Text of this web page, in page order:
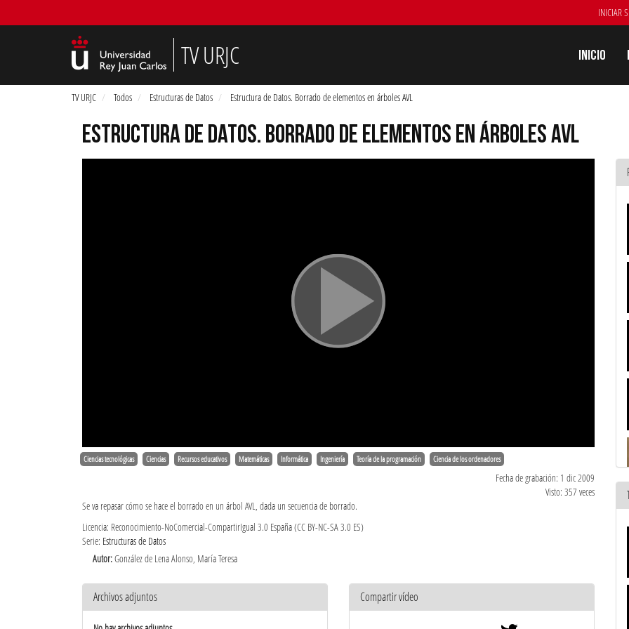
INICIAR
TV URJC Inicio
TV URJC Todos Estructuras de Datos Estructura de Datos. Borrado de elementos en árboles AVL
ESTRUCTURA DE DATOS. BORRADO DE ELEMENTOS EN ÁRBOLES AVL
Ciencias tecnológicas Ciencias Recursos educativos Matemáticas Informática Ingeniería Teoría de la programación Ciencia de los ordenadores
Fecha de grabación: 1 dic 2009
Visto: 357 veces
Se va repasar cómo se hace el borrado en un árbol AVL, dada un secuencia de borrado.
Licencia: Reconocimiento-NoComercial-CompartirIgual 3.0 España (CC BY-NC-SA 3.0 ES)
Serie: Estructuras de Datos
Autor:González de Lena Alonso, María Teresa
Archivos adjuntos Compartir vídeo